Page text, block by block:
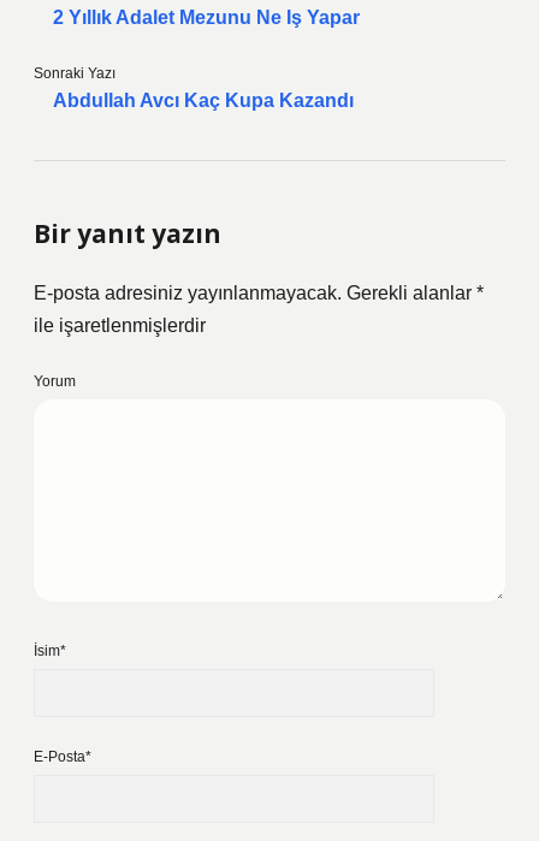
2 Yıllık Adalet Mezunu Ne Iş Yapar
Sonraki Yazı
Abdullah Avcı Kaç Kupa Kazandı
Bir yanıt yazın
E-posta adresiniz yayınlanmayacak. Gerekli alanlar *
ile işaretlenmişlerdir
Yorum
İsim*
E-Posta*